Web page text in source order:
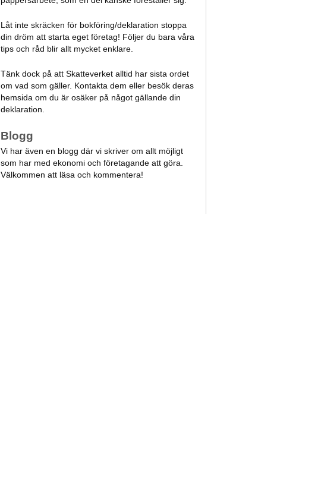
Låt inte skräcken för bokföring/deklaration stoppa
din dröm att starta eget företag! Följer du bara våra
tips och råd blir allt mycket enklare.
Tänk dock på att Skatteverket alltid har sista ordet
om vad som gäller. Kontakta dem eller besök deras
hemsida om du är osäker på något gällande din
deklaration.
Blogg
Vi har även en blogg där vi skriver om allt möjligt
som har med ekonomi och företagande att göra.
Välkommen att läsa och kommentera!